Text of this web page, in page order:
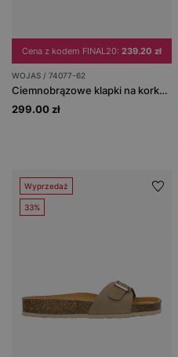
Cena z kodem FINAL20: 239.20 zł
WOJAS / 74077-62
Ciemnobrązowe klapki na korku z klamrami
299.00 zł
Wyprzedaż
33%